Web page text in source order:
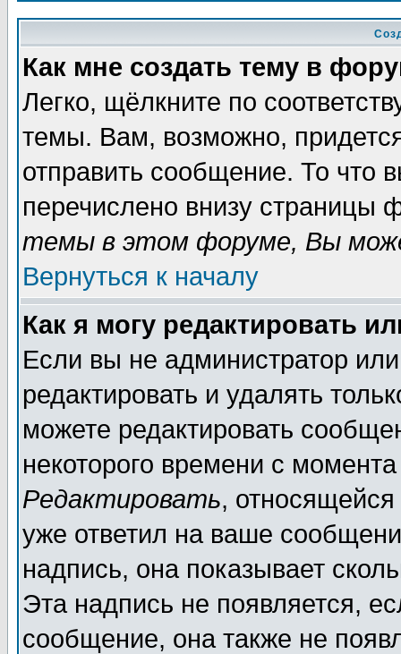
Как мне создать тему в
Легко, щёлкните по
темы. Вам, возможно,
отправить сообщение. То что
перечислено внизу страницы
темы в этом форуме, Вы
Вернуться к началу
Как я могу редактировать
Если вы не администратор
редактировать и удалять
можете редактировать
некоторого времени с
Редактировать,
уже ответил на ваше
надпись, она показывает
Эта надпись не появляется,
сообщение, она также не